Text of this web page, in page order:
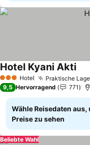
3 SterneHotel Praktische
Hotel Kyani Akti
9,5 Hervorragend 771
Wähle Reisedaten aus,
Preise zu sehen
Beliebte Wahl